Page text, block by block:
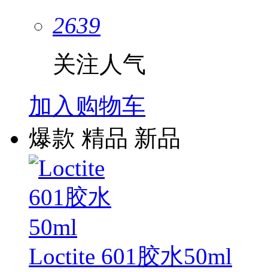
2639
关注人气
加入购物车
爆款 精品 新品
Loctite 601胶水50ml